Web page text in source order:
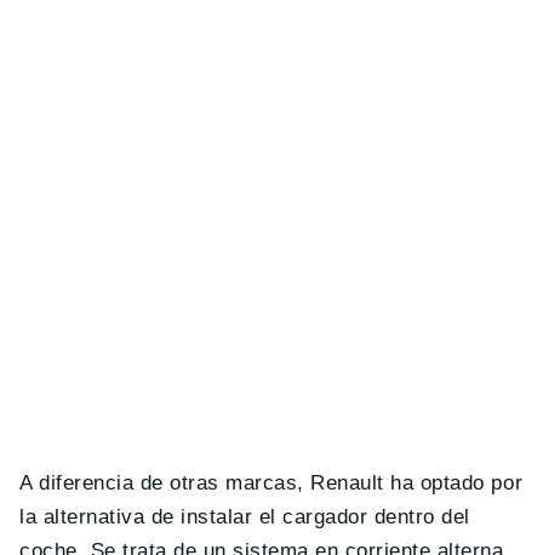
A diferencia de otras marcas, Renault ha optado por
la alternativa de instalar el cargador dentro del